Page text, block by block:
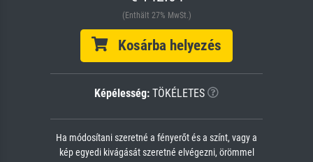
(Enthält 27% MwSt.)
Kosárba helyezés
Képélesség: TÖKÉLETES
Ha módosítani szeretné a fényerőt és a színt, vagy a
kép egyedi kivágását szeretné elvégezni, örömmel